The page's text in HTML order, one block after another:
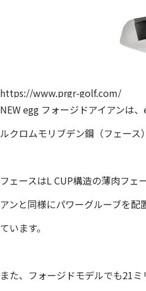
https://www.prgr-golf.com/
NEW egg フォージドアイアンは
ルクロムモリブデン鋼（フェース
フェースはL CUP構造の薄肉フェ
アンと同様にパワーグルーブを
ています。
また、フォージドモデルでも21